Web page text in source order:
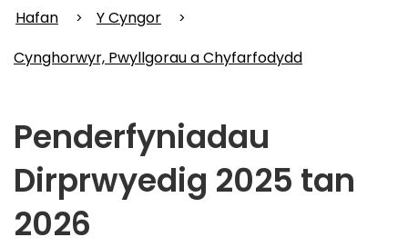
Hafan
Y Cyngor
Cynghorwyr, Pwyllgorau a Chyfarfodydd
Penderfyniadau
Dirprwyedig 2025 tan
2026